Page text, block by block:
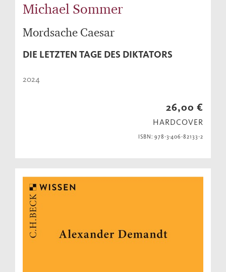
Michael Sommer
Mordsache Caesar
DIE LETZTEN TAGE DES DIKTATORS
2024
26,00 €
HARDCOVER
ISBN: 978-3-406-82133-2